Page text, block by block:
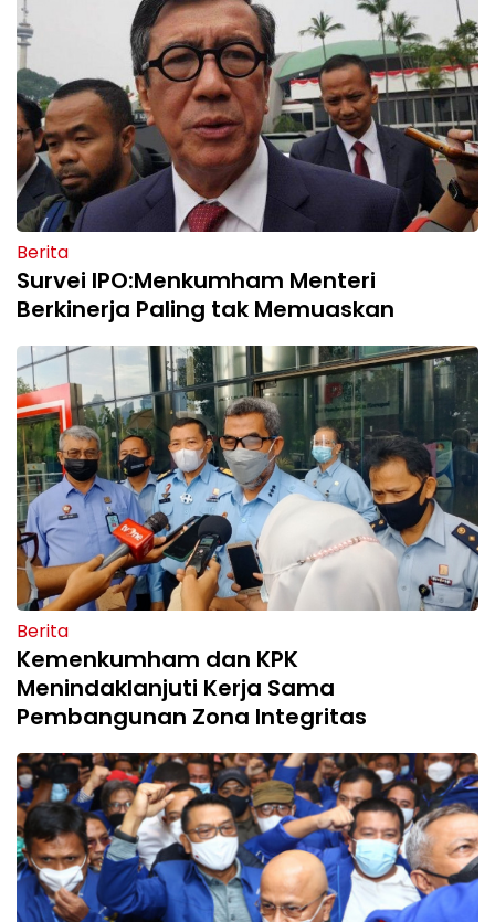
Berita
Survei IPO:Menkumham Menteri
Berkinerja Paling tak Memuaskan
Berita
Kemenkumham dan KPK
Menindaklanjuti Kerja Sama
Pembangunan Zona Integritas